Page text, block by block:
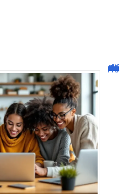
Malgrim com : tout ce que vous devez savoir sur la plateforme !